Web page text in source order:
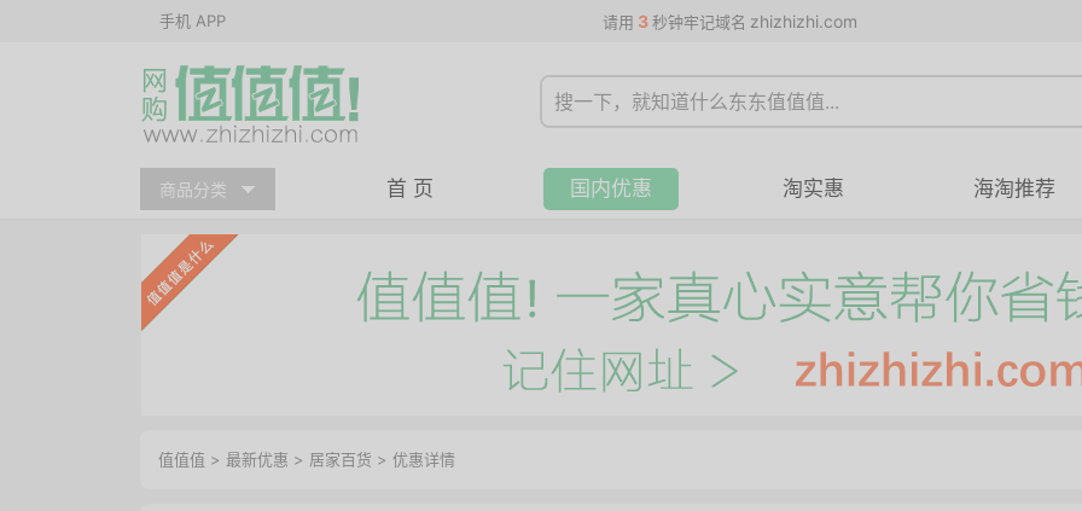
手机 APP 请用 3 秒钟牢记域名 zhizhizhi.com
商品分类 首 页 国内优惠 淘实惠 海淘推荐
值值值 > 最新优惠 > 居家百货 > 优惠详情